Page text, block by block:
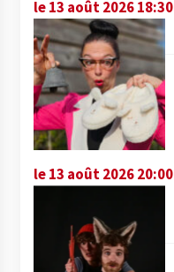
le 13 août 2026 18:30
le 13 août 2026 20:00